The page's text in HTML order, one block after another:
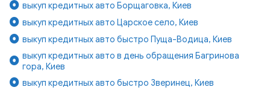
выкуп кредитных авто Борщаговка, Киев
выкуп кредитных авто Царское село, Киев
выкуп кредитных авто быстро Пуща-Водица, Киев
выкуп кредитных авто в день обращения Багринова
гора, Киев
выкуп кредитных авто быстро Зверинец, Киев